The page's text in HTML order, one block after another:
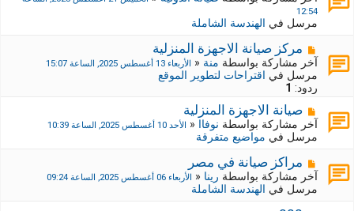
ة
ج
د
ي
د
ة
ا
ك
ة
ج
د
ي
د
ة
12:54
مرسل في الهندسة الشاملة
م
ش
ر
ك
ة
ج
د
ي
د
ة
مركز صيانة الاجهزة المنزلية
آخر مشاركة بواسطة منة« الأربعاء 13 أغسطس 2025, الساعة 15:07
مرسل في اقتراحات لتطوير الموقع
ردود: 1
م
ش
ر
ك
ة
ج
د
صيانة الاجهزة المنزلية
آخر مشاركة بواسطة نوفاا« الأحد 10 أغسطس 2025, الساعة 10:39
مرسل في مواضيع متفرقة
م
ش
ر
مراكز صيانة في مصر
آخر مشاركة بواسطة رينا« الأربعاء 06 أغسطس 2025, الساعة 09:24
مرسل في الهندسة الشاملة